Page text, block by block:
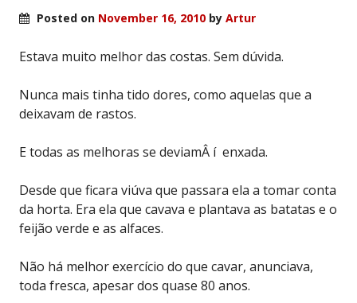
Posted on November 16, 2010 by Artur
Estava muito melhor das costas. Sem dúvida.
Nunca mais tinha tido dores, como aquelas que a
deixavam de rastos.
E todas as melhoras se deviamÂ í enxada.
Desde que ficara viúva que passara ela a tomar conta
da horta. Era ela que cavava e plantava as batatas e o
feijão verde e as alfaces.
Não há melhor exercício do que cavar, anunciava,
toda fresca, apesar dos quase 80 anos.